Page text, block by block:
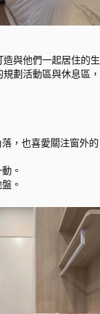
與他們一起居住的生
劃活動區與休息區，
，也喜愛關注窗外的
。
。